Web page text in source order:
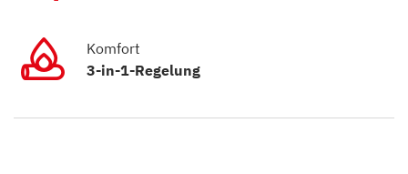
Komfort
3-in-1-Regelung